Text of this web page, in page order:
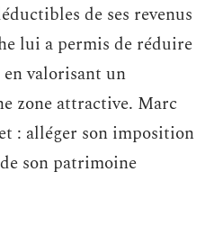
de ses revenus
lui a permis de réduire
en valorisant un
zone attractive. Marc
: alléger son imposition
son patrimoine